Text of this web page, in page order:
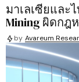
มาเลเซียและ
Mining ผิดกฎ
by Avareum